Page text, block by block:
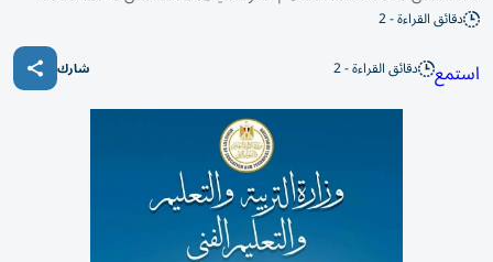
دقائق القراءة - 2
استمع دقائق القراءة - 2 شارك